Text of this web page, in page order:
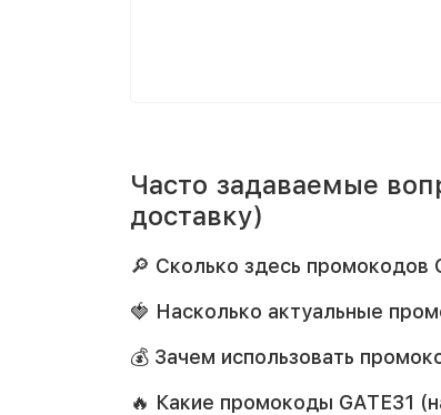
Часто задаваемые
доставку)
🔎 Сколько здесь промокодов
🍓 Насколько актуальные
💰 Зачем использовать
🔥 Какие промокоды GATE31